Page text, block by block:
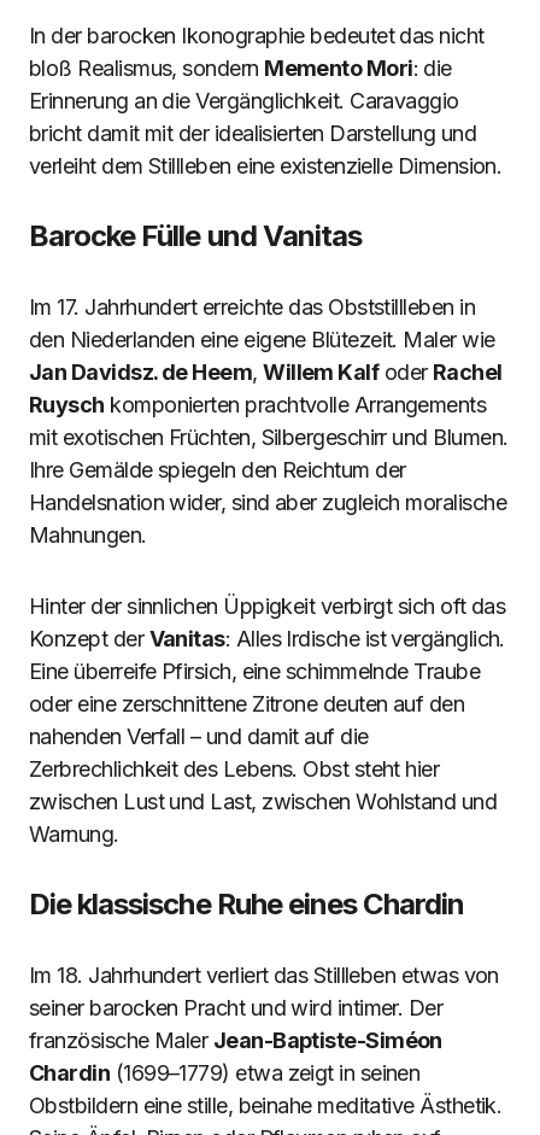
In der barocken Ikonographie bedeutet das nicht
bloß Realismus, sondern Memento Mori: die
Erinnerung an die Vergänglichkeit. Caravaggio
bricht damit mit der idealisierten Darstellung und
verleiht dem Stillleben eine existenzielle Dimension.
Barocke Fülle und Vanitas
Im 17. Jahrhundert erreichte das Obststillleben in
den Niederlanden eine eigene Blütezeit. Maler wie
Jan Davidsz. de Heem,Willem Kalfoder Rachel
Ruysch komponierten prachtvolle Arrangements
mit exotischen Früchten, Silbergeschirr und Blumen.
Ihre Gemälde spiegeln den Reichtum der
Handelsnation wider, sind aber zugleich moralische
Mahnungen.
Hinter der sinnlichen Üppigkeit verbirgt sich oft das
Konzept derVanitas: Alles Irdische ist vergänglich.
Eine überreife Pfirsich, eine schimmelnde Traube
oder eine zerschnittene Zitrone deuten auf den
nahenden Verfall – und damit auf die
Zerbrechlichkeit des Lebens. Obst steht hier
zwischen Lust und Last, zwischen Wohlstand und
Warnung.
Die klassische Ruhe eines Chardin
Im 18. Jahrhundert verliert das Stillleben etwas von
seiner barocken Pracht und wird intimer. Der
französische Maler Jean-Baptiste-Siméon
Chardin (1699–1779) etwa zeigt in seinen
Obstbildern eine stille, beinahe meditative Ästhetik.